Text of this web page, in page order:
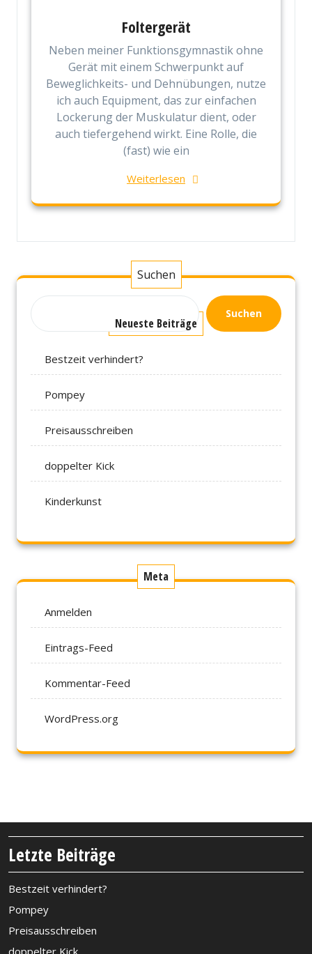
Foltergerät
Neben meiner Funktionsgymnastik ohne
Gerät mit einem Schwerpunkt auf
Beweglichkeits- und Dehnübungen, nutze
ich auch Equipment, das zur einfachen
Lockerung der Muskulatur dient, oder
auch tiefergehend wirkt. Eine Rolle, die
(fast) wie ein
Weiterlesen
Suchen
Suchen
Neueste Beiträge
Bestzeit verhindert?
Pompey
Preisausschreiben
doppelter Kick
Kinderkunst
Meta
Anmelden
Eintrags-Feed
Kommentar-Feed
WordPress.org
Letzte Beiträge
Bestzeit verhindert?
Pompey
Preisausschreiben